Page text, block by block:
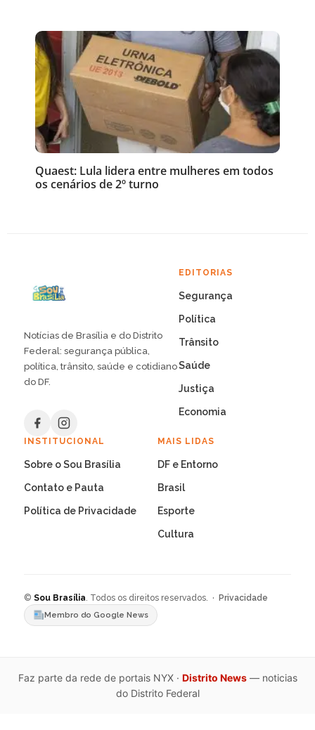
Quaest: Lula lidera entre mulheres em todos
os cenários de 2º turno
Notícias de Brasília e do Distrito
Federal: segurança pública,
política, trânsito, saúde e cotidiano
do DF.
EDITORIAS
Segurança
Política
Trânsito
Saúde
Justiça
Economia
INSTITUCIONAL
Sobre o Sou Brasília
Contato e Pauta
Política de Privacidade
MAIS LIDAS
DF e Entorno
Brasil
Esporte
Cultura
© Sou Brasília. Todos os direitos reservados. · Privacidade
Membro do Google News
Faz parte da rede de portais NYX · Distrito News— noticias
do Distrito Federal